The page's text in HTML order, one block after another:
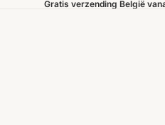
Gratis verzending België